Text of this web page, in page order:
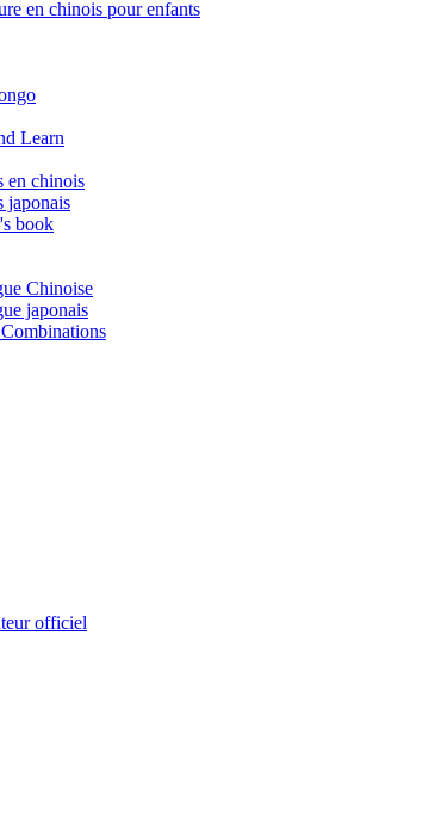
en chinois pour enfants
Learn
en chinois
japonais
book
Chinoise
japonais
officiel